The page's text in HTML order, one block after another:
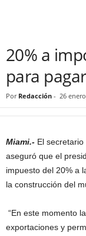
20% a
para
Por Redacción - 26
Miami.- El
aseguró que el
impuesto del 20% a
la construcción del
“En este momento
exportaciones y